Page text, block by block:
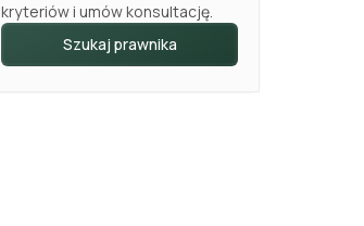
kryteriów i umów konsultację.
Szukaj prawnika